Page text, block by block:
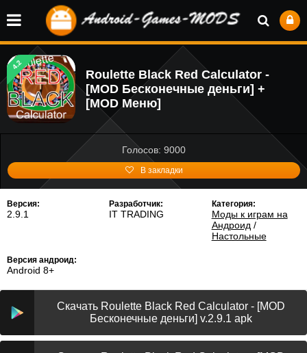
4.2
Roulette Black Red Calculator -
[MOD Бесконечные деньги] +
[MOD Меню]
Голосов: 9000
В закладки
Версия:
2.9.1
Разработчик:
IT TRADING
Категория:
Моды к играм на
Андроид /
Настольные
Версия андроид:
Android 8+
Скачать Roulette Black Red Calculator - [MOD
Бесконечные деньги] v.2.9.1 apk